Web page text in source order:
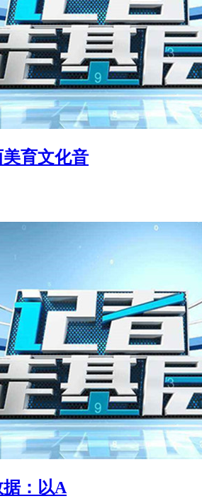
美育文化音
：以A